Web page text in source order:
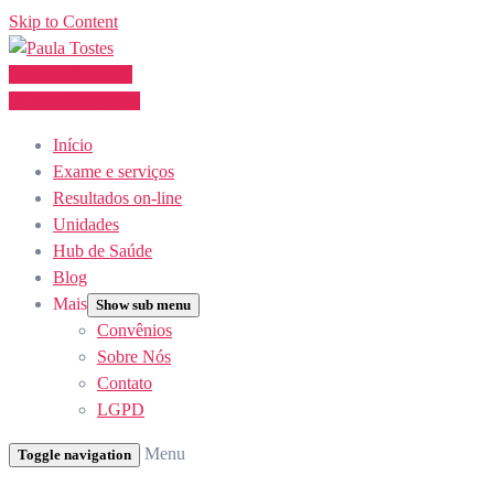
Skip to Content
Início
Exame e serviços
Resultados on-line
Unidades
Hub de Saúde
Blog
Mais Show sub menu
Convênios
Sobre Nós
Contato
LGPD
Toggle navigation Menu